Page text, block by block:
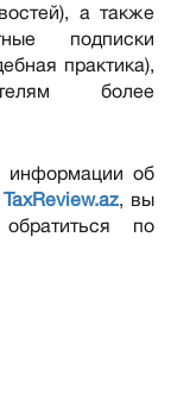
а также
подписки
практика),
более
информации об
TaxReview.az, вы
по